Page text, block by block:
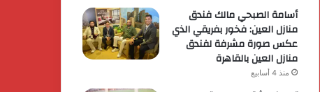
أسامة الصبحي مالك فندق
منازل العين: فخور بفريقي الذي
عكس صورة مشرفة لفندق
منازل العين بالقاهرة
منذ 4 أسابيع